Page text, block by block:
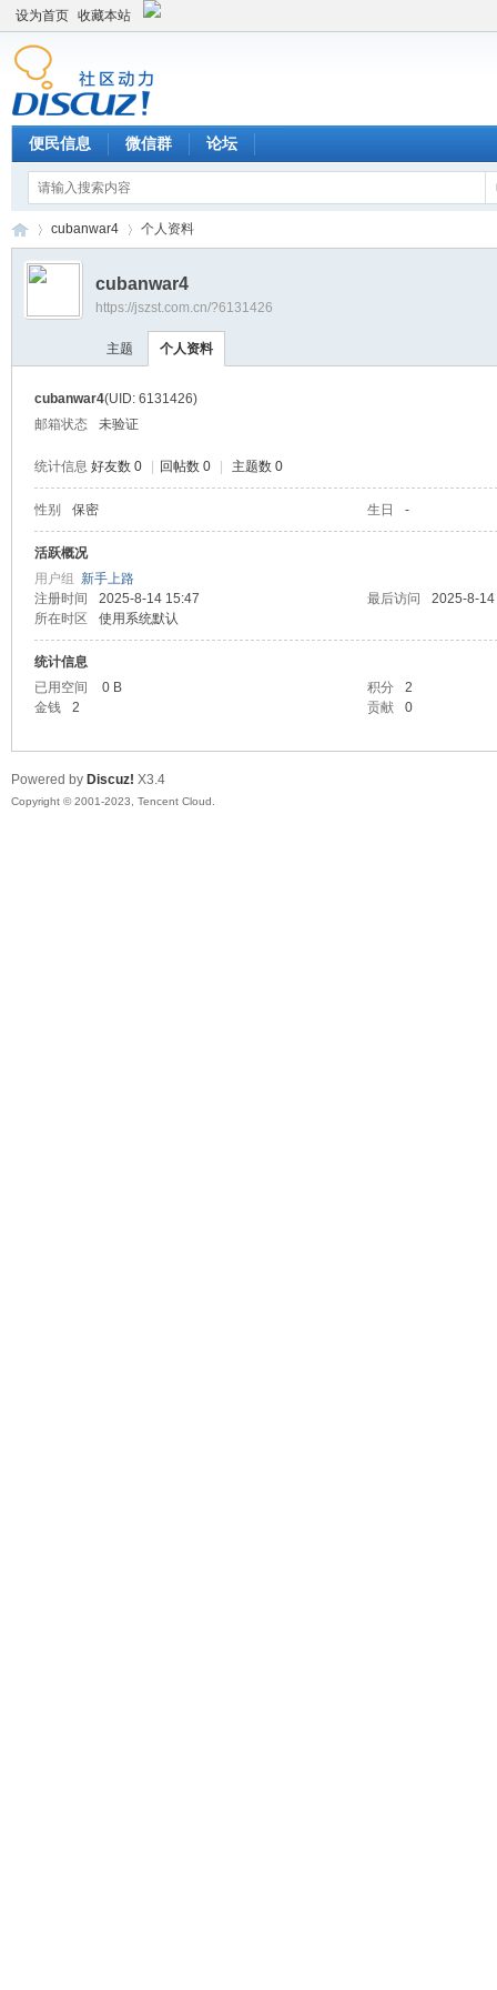
设为首页 收藏本站
便民信息 微信群 论坛
›
cubanwar4 个人资料
cubanwar4
https://jszst.com.cn/?6131426
主题 个人资料
cubanwar4(UID: 6131426)
邮箱状态
未验证
统计信息 好友数 0 回帖数 0 主题数 0
性别 保密 生日 -
活跃概况
用户组 新手上路
注册时间
2025-8-14 15:47 最后访问
2025-8-
所在时区
使用系统默认
统计信息
已用空间
0 B 积分
2
金钱
2 贡献 0
Powered by Discuz! X3.4
Copyright © 2001-2023, Tencent Cloud.